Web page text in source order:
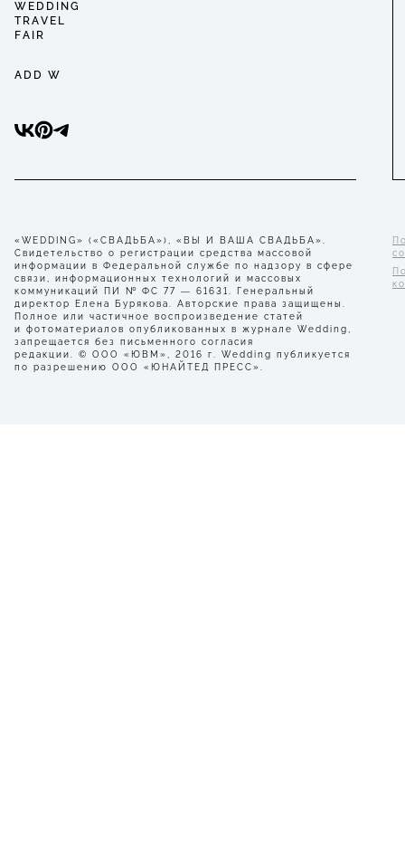
WEDDING
TRAVEL
FAIR
ADD W
«WEDDING» («СВАДЬБА»), «ВЫ И ВАША СВАДЬБА».
Свидетельство о регистрации средства массовой
информации в Федеральной службе по надзору в сфере
связи, информационных технологий и массовых
коммуникаций ПИ № ФС 77 — 61631. Генеральный
директор Елена Бурякова. Авторские права защищены.
Полное или частичное воспроизведение статей
и фотоматериалов опубликованных в журнале Wedding,
запрещается без письменного согласия
редакции. © ООО «ЮВМ», 2016 г. Wedding публикуется
по разрешению ООО «ЮНАЙТЕД ПРЕСС».